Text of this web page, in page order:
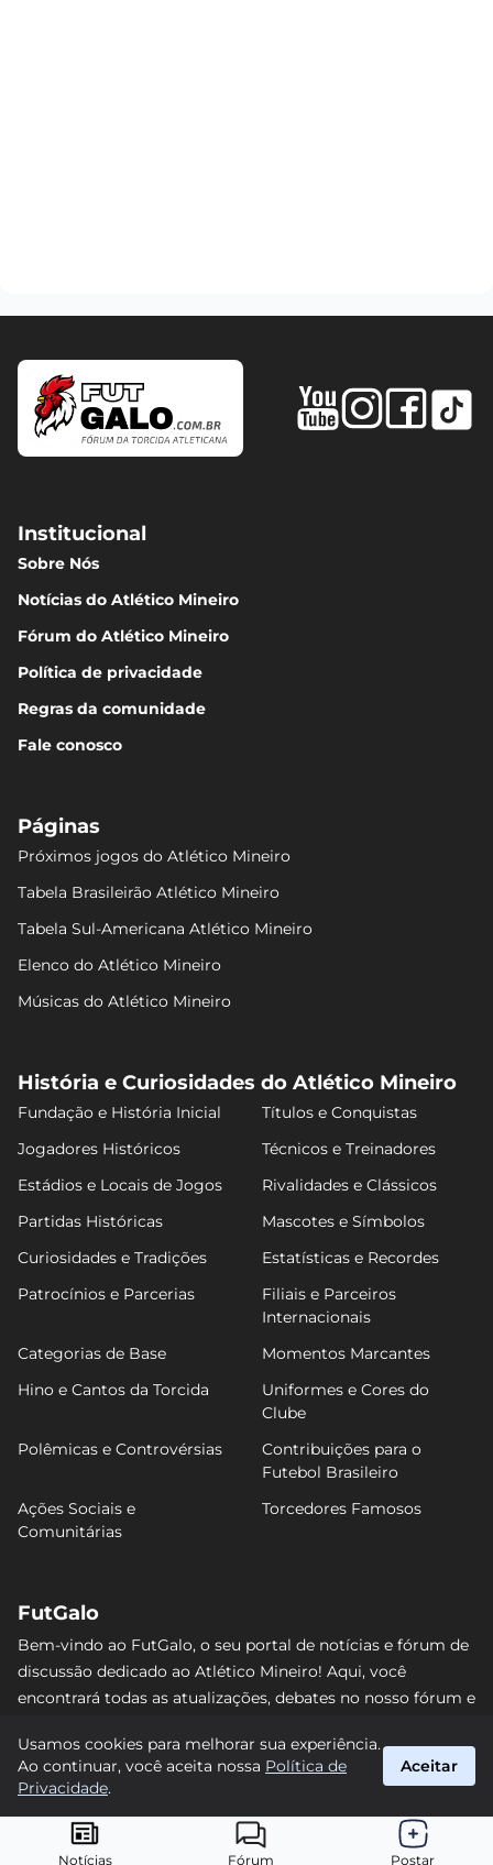
Notícias Fórum Postar
Institucional
Sobre Nós
Notícias do Atlético Mineiro
Fórum do Atlético Mineiro
Política de privacidade
Regras da comunidade
Fale conosco
Páginas
Próximos jogos do Atlético Mineiro
Tabela Brasileirão Atlético Mineiro
Tabela Sul-Americana Atlético Mineiro
Elenco do Atlético Mineiro
Músicas do Atlético Mineiro
História e Curiosidades do Atlético Mineiro
Fundação e História Inicial
Títulos e Conquistas
Jogadores Históricos
Técnicos e Treinadores
Estádios e Locais de Jogos
Rivalidades e Clássicos
Partidas Históricas
Mascotes e Símbolos
Curiosidades e Tradições
Estatísticas e Recordes
Patrocínios e Parcerias
Filiais e Parceiros
Internacionais
Categorias de Base
Momentos Marcantes
Hino e Cantos da Torcida
Uniformes e Cores do
Clube
Polêmicas e Controvérsias
Contribuições para o
Futebol Brasileiro
Ações Sociais e
Comunitárias
Torcedores Famosos
FutGalo
Bem-vindo ao FutGalo, o seu portal de notícias e fórum de
discussão dedicado ao Atlético Mineiro! Aqui, você
encontrará todas as atualizações, debates no nosso fórum e
e junte-se à comunidade alvinegra mais vibrante da
internet! #AtléticoMineiro #FutGalo
© 2026 FutGalo. Todos os direitos reservados.
Usamos cookies para melhorar sua experiência.
Ao continuar, você aceita nossa Política de
Privacidade.
Aceitar